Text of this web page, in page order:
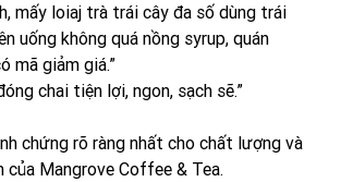
mấy loiaj trà trái cây đa số dùng trái
uống không quá nồng syrup, quán
mã giảm giá.”
chai tiện lợi, ngon, sạch sẽ.”
chứng rõ ràng nhất cho chất lượng và
Mangrove Coffee & Tea.